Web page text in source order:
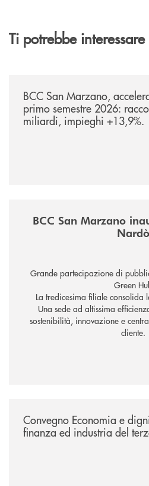
Ti potrebbe
BCC San Marzano,
primo semestre 2026:
miliardi, impieghi +13,9%.
BCC San Marzano
Nardò
Grande partecipazione di
Green
La tredicesima filiale consolida
Una sede ad altissima
sostenibilità, innovazione e
cliente.
Convegno Economia e
finanza ed industria del